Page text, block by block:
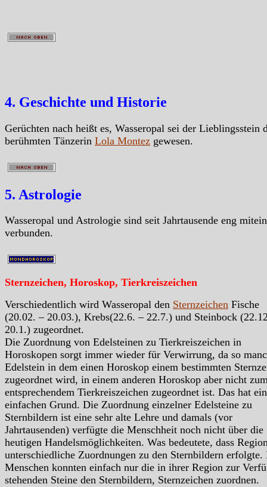
4. Geschichte und Historie
Gerüchten nach heißt es, Wasseropal sei der Lieblingsstein
berühmten Tänzerin Lola Montez gewesen.
5. Astrologie
Wasseropal und Astrologie sind seit Jahrtausende eng
verbunden.
Sternzeichen, Horoskop, Tierkreiszeichen
Verschiedentlich wird Wasseropal den Sternzeichen Fische
(20.02. – 20.03.), Krebs(22.6. – 22.7.) und Steinbock
20.1.) zugeordnet.
Die Zuordnung von Edelsteinen zu Tierkreiszeichen in
Horoskopen sorgt immer wieder für Verwirrung, da so
Edelstein in dem einen Horoskop einem bestimmten
zugeordnet wird, in einem anderen Horoskop aber nicht
entsprechendem Tierkreiszeichen zugeordnet ist. Das hat
einfachen Grund. Die Zuordnung einzelner Edelsteine zu
Sternbildern ist eine sehr alte Lehre und damals (vor
Jahrtausenden) verfügte die Menschheit noch nicht über die
heutigen Handelsmöglichkeiten. Was bedeutete, dass
unterschiedliche Zuordnungen zu den Sternbildern erfolgte.
Menschen konnten einfach nur die in ihrer Region zur
stehenden Steine den Sternbildern, Sternzeichen zuordnen.